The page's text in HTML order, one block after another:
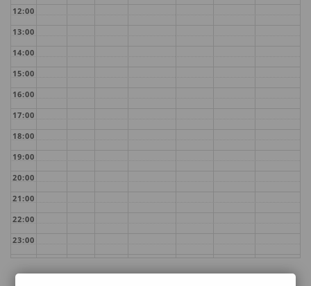
12:00
13:00
14:00
15:00
16:00
17:00
18:00
19:00
20:00
21:00
22:00
23:00